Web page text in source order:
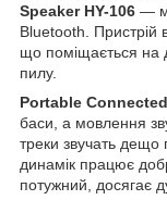
Speaker HY-106 —
Bluetooth. Пристрій
що поміщається на
пилу.
Portable
баси, а мовлення
треки звучать
динамік працює
потужний, досягає